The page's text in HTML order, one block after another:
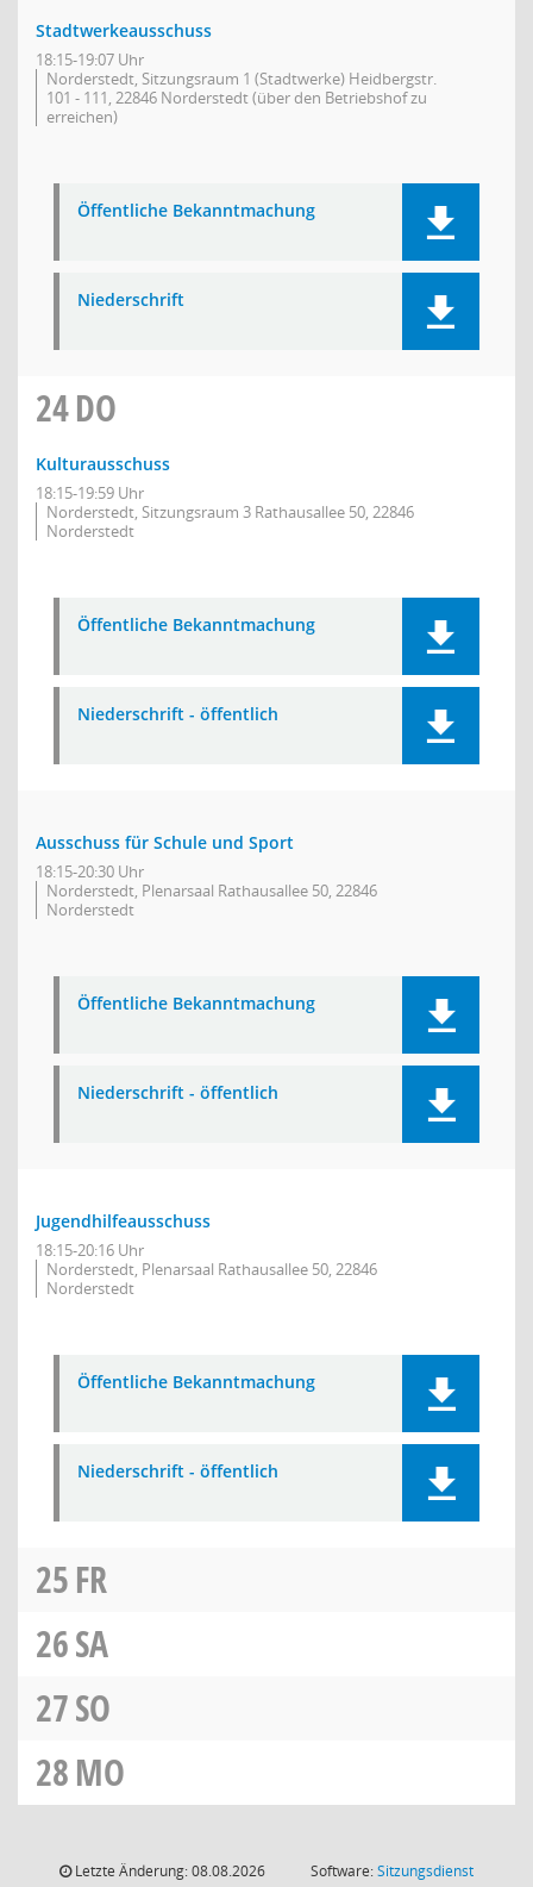
Stadtwerkeausschuss
18:15-19:07 Uhr
Norderstedt, Sitzungsraum 1 (Stadtwerke) Heidbergstr.
101 - 111, 22846 Norderstedt (über den Betriebshof zu
erreichen)
Öffentliche Bekanntmachung
Niederschrift
24DO
Kulturausschuss
18:15-19:59 Uhr
Norderstedt, Sitzungsraum 3 Rathausallee 50, 22846
Norderstedt
Öffentliche Bekanntmachung
Niederschrift - öffentlich
Ausschuss für Schule und Sport
18:15-20:30 Uhr
Norderstedt, Plenarsaal Rathausallee 50, 22846
Norderstedt
Öffentliche Bekanntmachung
Niederschrift - öffentlich
Jugendhilfeausschuss
18:15-20:16 Uhr
Norderstedt, Plenarsaal Rathausallee 50, 22846
Norderstedt
Öffentliche Bekanntmachung
Niederschrift - öffentlich
25FR
26SA
27SO
28MO
Letzte Änderung: 08.08.2026
Software:Sitzungsdienst